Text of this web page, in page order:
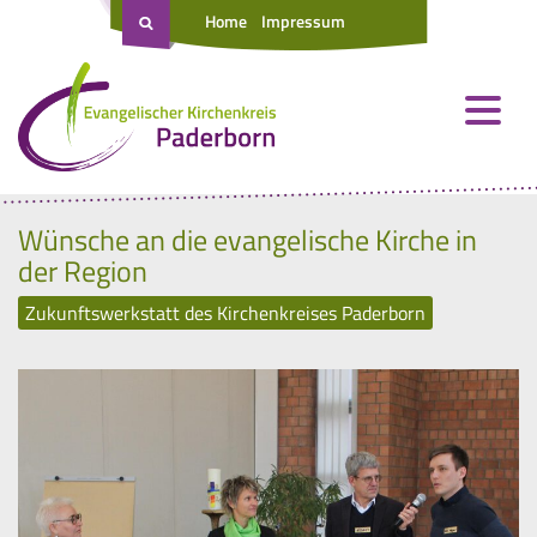
Home Impressum
Wünsche an die evangelische Kirche in
der Region
Zukunftswerkstatt des Kirchenkreises Paderborn